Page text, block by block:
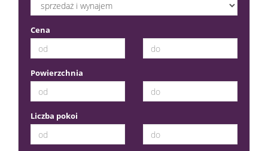
Cena
Powierzchnia
Liczba pokoi